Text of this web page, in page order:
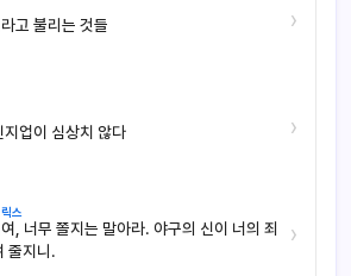
고 불리는 것들 ›
지업이 심상치 않다 ›
스
, 너무 쫄지는 말아라. 야구의 신이 너의 죄
줄지니.
›